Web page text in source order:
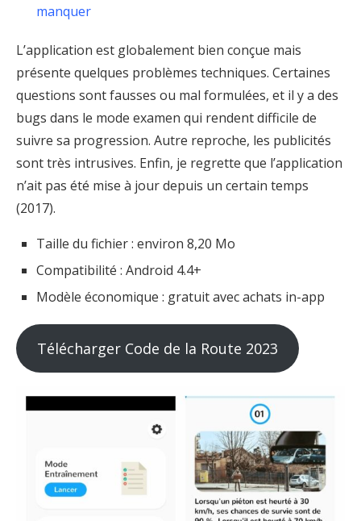
manquer
L’application est globalement bien conçue mais
présente quelques problèmes techniques. Certaines
questions sont fausses ou mal formulées, et il y a des
bugs dans le mode examen qui rendent difficile de
suivre sa progression. Autre reproche, les publicités
sont très intrusives. Enfin, je regrette que l’application
n’ait pas été mise à jour depuis un certain temps
(2017).
Taille du fichier : environ 8,20 Mo
Compatibilité : Android 4.4+
Modèle économique : gratuit avec achats in-app
Télécharger Code de la Route 2023